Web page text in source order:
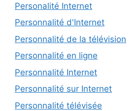
Personalité Internet
Personnalité d'Internet
Personnalité de la télévision
Personnalité en ligne
Personnalité Internet
Personnalité sur Internet
Personnalité télévisée